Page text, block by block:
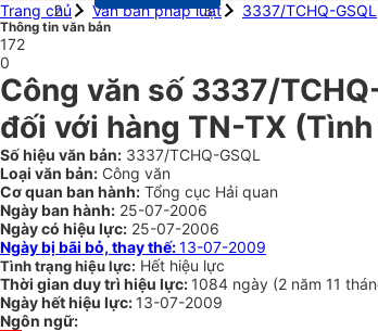
Trang chủ
Văn bản pháp luật 3337/TCHQ-GSQL
Thông tin văn bản
172
0
Công văn số 3337/
đối với hàng TN-TX
Số hiệu văn bản: 3337/TCHQ-GSQL
Loại văn bản: Công văn
Cơ quan ban hành: Tổng cục Hải quan
Ngày ban hành: 25-07-2006
Ngày có hiệu lực: 25-07-2006
Ngày bị bãi bỏ, thay thế:13-07-2009
Tình trạng hiệu lực: Hết hiệu lực
Thời gian duy trì hiệu lực: 1084 ngày (2 năm 11
Ngày hết hiệu lực: 13-07-2009
Ngôn ngữ: